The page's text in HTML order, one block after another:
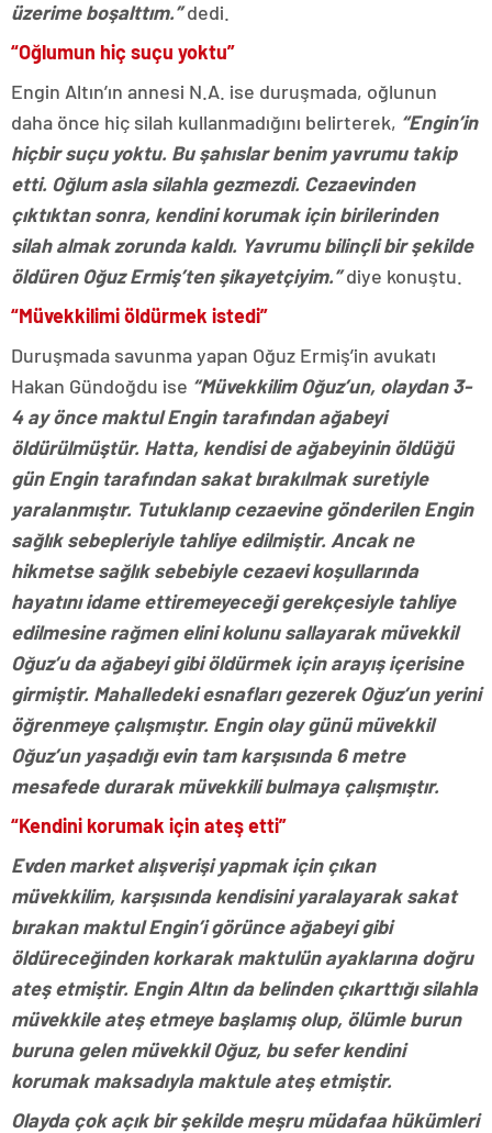
üzerime boşalttım.”dedi.
“Oğlumun hiç suçu yoktu”
Engin Altın’ın annesi N.A. ise duruşmada, oğlunun
daha önce hiç silah kullanmadığını belirterek, “Engin’in
hiçbir suçu yoktu. Bu şahıslar benim yavrumu takip
etti. Oğlum asla silahla gezmezdi. Cezaevinden
çıktıktan sonra, kendini korumak için birilerinden
silah almak zorunda kaldı. Yavrumu bilinçli bir şekilde
öldüren Oğuz Ermiş’ten şikayetçiyim.”diye konuştu.
“Müvekkilimi öldürmek istedi”
Duruşmada savunma yapan Oğuz Ermiş’in avukatı
Hakan Gündoğdu ise “Müvekkilim Oğuz’un, olaydan 3-
4 ay önce maktul Engin tarafından ağabeyi
öldürülmüştür. Hatta, kendisi de ağabeyinin öldüğü
gün Engin tarafından sakat bırakılmak suretiyle
yaralanmıştır. Tutuklanıp cezaevine gönderilen Engin
sağlık sebepleriyle tahliye edilmiştir. Ancak ne
hikmetse sağlık sebebiyle cezaevi koşullarında
hayatını idame ettiremeyeceği gerekçesiyle tahliye
edilmesine rağmen elini kolunu sallayarak müvekkil
Oğuz’u da ağabeyi gibi öldürmek için arayış içerisine
girmiştir. Mahalledeki esnafları gezerek Oğuz’un yerini
öğrenmeye çalışmıştır. Engin olay günü müvekkil
Oğuz’un yaşadığı evin tam karşısında 6 metre
mesafede durarak müvekkili bulmaya çalışmıştır.
“Kendini korumak için ateş etti”
Evden market alışverişi yapmak için çıkan
müvekkilim, karşısında kendisini yaralayarak sakat
bırakan maktul Engin’i görünce ağabeyi gibi
öldüreceğinden korkarak maktulün ayaklarına doğru
ateş etmiştir. Engin Altın da belinden çıkarttığı silahla
müvekkile ateş etmeye başlamış olup, ölümle burun
buruna gelen müvekkil Oğuz, bu sefer kendini
korumak maksadıyla maktule ateş etmiştir.
Olayda çok açık bir şekilde meşru müdafaa hükümleri